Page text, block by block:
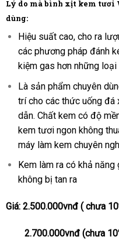
Lý do mà bình xịt kem tươi
dùng:
Hiệu suất cao, cho ra
các phương pháp đánh
kiệm gas hơn những loại
Là sản phẩm chuyên
trí cho các thức uống đá
dẫn. Chất kem có độ
kem tươi ngon không
máy làm kem chuyên
Kem làm ra có khả
không bị tan ra
Giá: 2.500.000vnđ ( chưa
2.700.000vnđ (chưa